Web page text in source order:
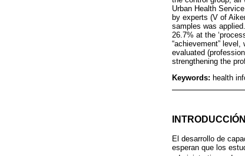
Urban Health
by experts (V of
samples was
26.7% at the
“achievement”
evaluated
strengthening the
Keywords: health
INTRODUCCIÓN
El desarrollo de
esperan que los